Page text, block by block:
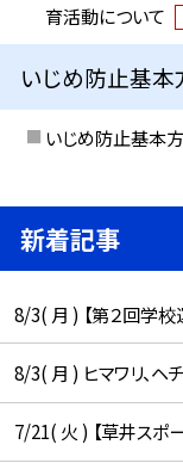
育活動について
いじめ防止基本
いじめ防止基本
新着記事
8/3( 月 ) 【第２回学校
8/3( 月 ) ヒマワリ、ヘ
7/21( 火 ) 【草井スポ